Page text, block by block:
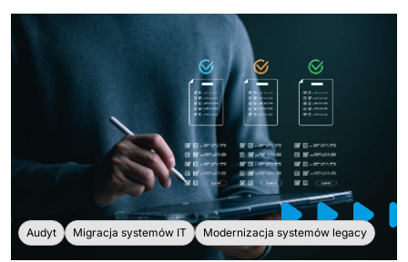
IT Service Management - ITSM
Systemy wspomagania decyzji (DSS)
Marketplace
Systemy Zarządzania Treścią (CMS)
Platformy do współpracy
System Rejestracji Czasu Pracy (EOSIC)
Audyt Migracja systemów IT Modernizacja systemów legacy